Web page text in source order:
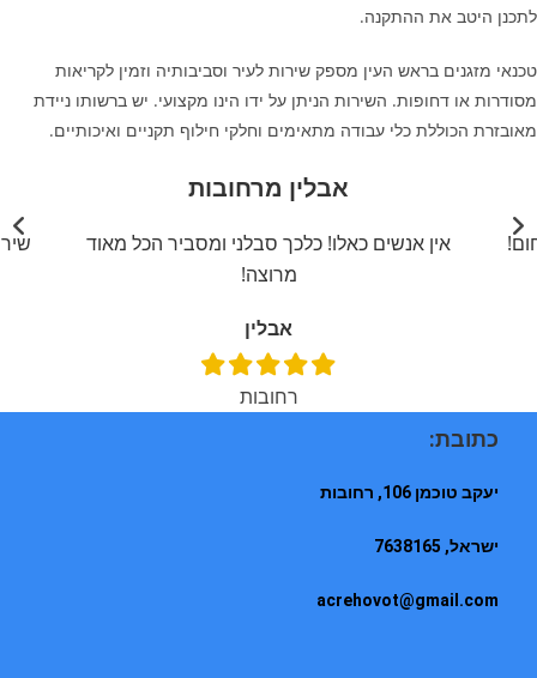
לתכנן היטב את ההתקנה.
טכנאי מזגנים בראש העין מספק שירות לעיר וסביבותיה וזמין לקריאות
מסודרות או דחופות. השירות הניתן על ידו הינו מקצועי. יש ברשותו ניידת
מאובזרת הכוללת כלי עבודה מתאימים וחלקי חילוף תקניים ואיכותיים.
אבלין מרחובות
אין אנשים כאלו! כלכך סבלני ומסביר הכל מאוד
מרוצה!
אבלין
רחובות
כתובת:
יעקב טוכמן 106, רחובות
ישראל, 7638165
acrehovot@gmail.com